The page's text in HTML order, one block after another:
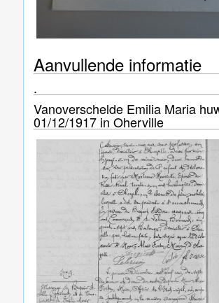
Aanvullende informatie
.
Vanoverschelde Emilia Maria
01/12/1917 in Oherville